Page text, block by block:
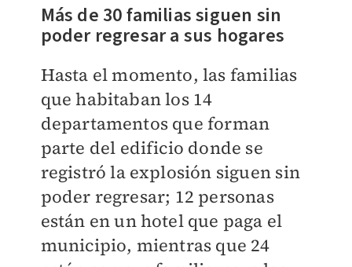
Más de 30 familias siguen sin
poder regresar a sus hogares
Hasta el momento, las familias
que habitaban los 14
departamentos que forman
parte del edificio donde se
registró la explosión siguen sin
poder regresar; 12 personas
están en un hotel que paga el
municipio, mientras que 24